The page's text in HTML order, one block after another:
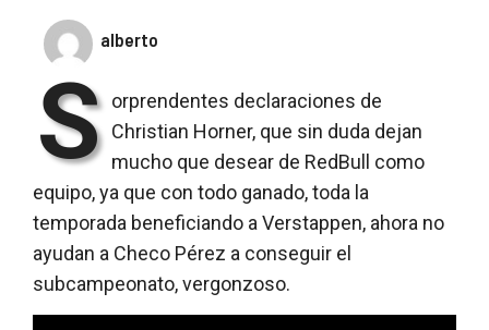
alberto
S orprendentes declaraciones de
Christian Horner, que sin duda dejan
mucho que desear de RedBull como
equipo, ya que con todo ganado, toda la
temporada beneficiando a Verstappen, ahora no
ayudan a Checo Pérez a conseguir el
subcampeonato, vergonzoso.